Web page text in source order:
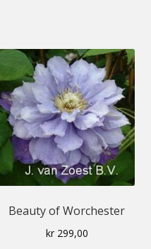
Beauty of Worchester
kr299,00